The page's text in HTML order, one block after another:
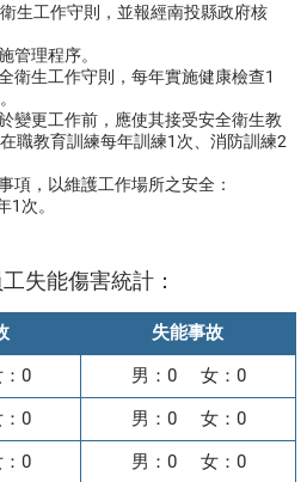
生工作守則，並報經南投縣政府核
管理程序。
衛生工作守則，每年實施健康檢查1
變更工作前，應使其接受安全衛生教
職教育訓練每年訓練1次、消防訓練2
項，以維護工作場所之安全：
1次。
失能傷害統計：
失能事故
0
男：0 女：0
0
男：0 女：0
0 男：0 女：0